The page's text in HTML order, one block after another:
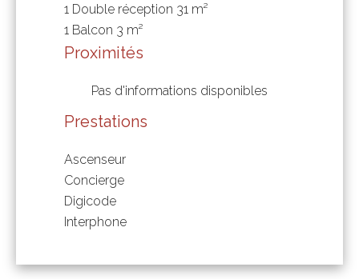
1 Double réception 31 m²
1 Balcon 3 m²
Proximités
Pas d'informations disponibles
Prestations
Ascenseur
Concierge
Digicode
Interphone